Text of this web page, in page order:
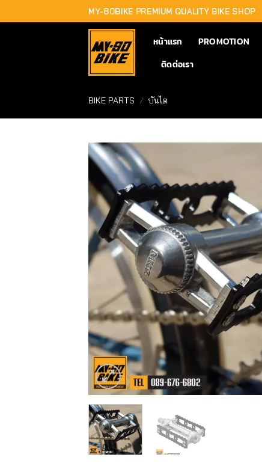
to
MY-80BIKE PREMIUM QUALITY BIKE SHOP
หน้าแรก PROMOTION
ติดต่อเรา
BIKE PARTS / บันได